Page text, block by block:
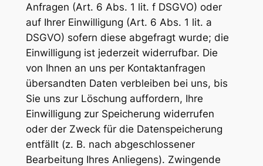
Anfragen (Art. 6 Abs. 1 lit. f DSGVO) oder
auf Ihrer Einwilligung (Art. 6 Abs. 1 lit. a
DSGVO) sofern diese abgefragt wurde; die
Einwilligung ist jederzeit widerrufbar. Die
von Ihnen an uns per Kontaktanfragen
übersandten Daten verbleiben bei uns, bis
Sie uns zur Löschung auffordern, Ihre
Einwilligung zur Speicherung widerrufen
oder der Zweck für die Datenspeicherung
entfällt (z. B. nach abgeschlossener
Bearbeitung Ihres Anliegens). Zwingende